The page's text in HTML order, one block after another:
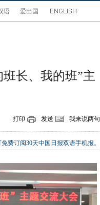
语 爱出国
长、我的班”主
打印 发送 我来说两句
费订阅30天中国日报双语手机报。